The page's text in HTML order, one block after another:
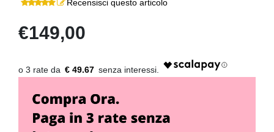
Recensisci questo articolo
€149,00
€ 49.67